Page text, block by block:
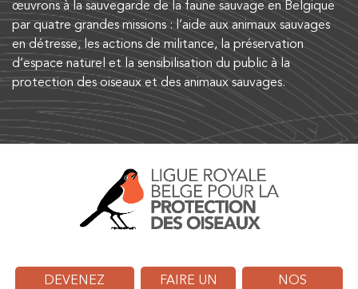
œuvrons à la sauvegarde de la faune sauvage en Belgique
par quatre grandes missions : l’aide aux animaux sauvages
en détresse, les actions de militance, la préservation
d’espace naturel et la sensibilisation du public à la
protection des oiseaux et des animaux sauvages.
DEVENEZ
FAIRE UN
NOS